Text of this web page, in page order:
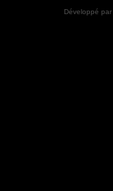
Développé par